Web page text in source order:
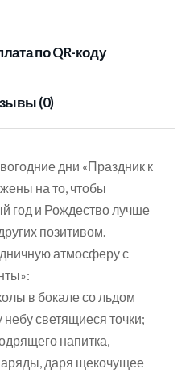
по QR-коду
(0)
дни «Праздник к
на то, чтобы
год и Рождество лучше
позитивом.
атмосферу с
в бокале со льдом
светящиеся точки;
напитка,
даря щекочущее